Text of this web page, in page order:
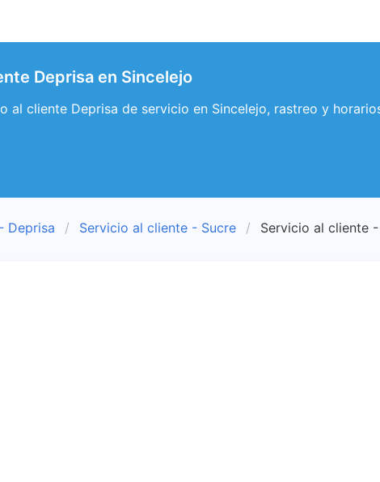
Deprisa en Sincelejo
al cliente Deprisa de servicio en Sincelejo, rastreo y
Deprisa Servicio al cliente - Sucre Servicio al cliente